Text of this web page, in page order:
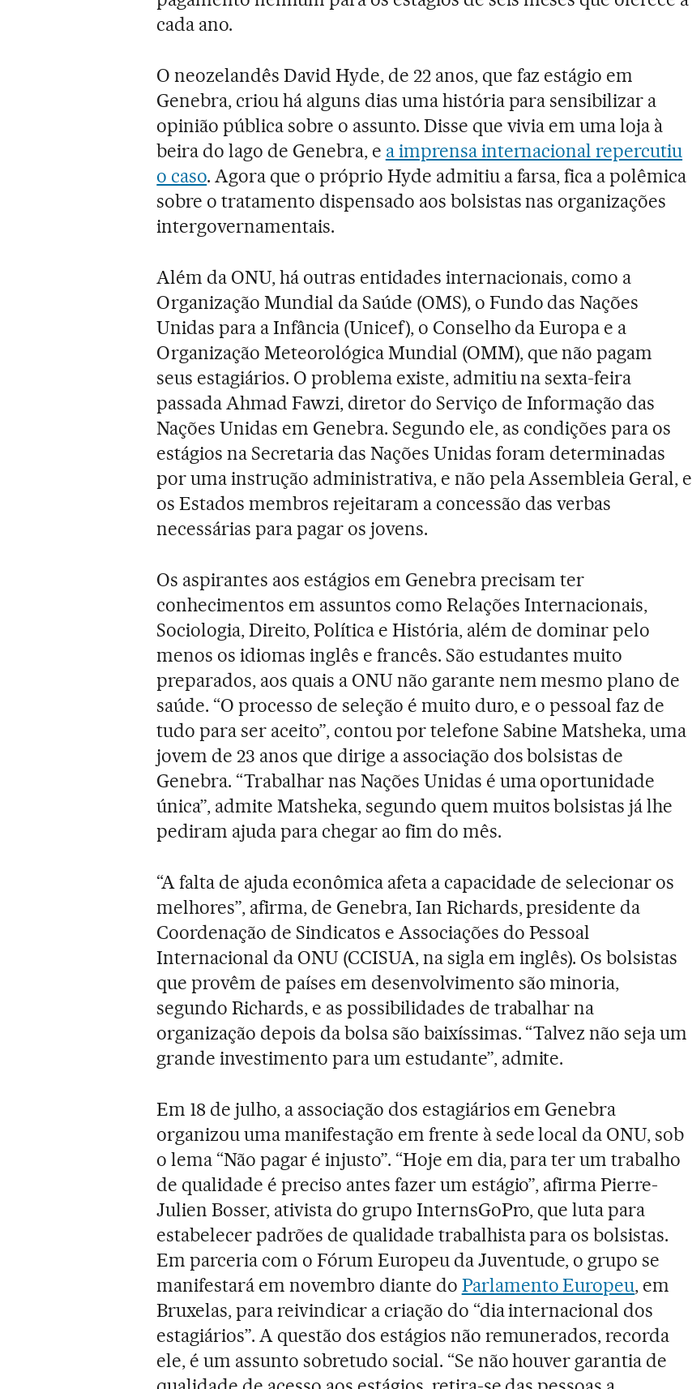
cada ano.
O neozelandês David Hyde, de 22 anos, que faz estágio em
Genebra, criou há alguns dias uma história para sensibilizar a
opinião pública sobre o assunto. Disse que vivia em uma loja à
beira do lago de Genebra, e a imprensa internacional repercutiu
o caso. Agora que o próprio Hyde admitiu a farsa, fica a polêmica
sobre o tratamento dispensado aos bolsistas nas organizações
intergovernamentais.
Além da ONU, há outras entidades internacionais, como a
Organização Mundial da Saúde (OMS), o Fundo das Nações
Unidas para a Infância (Unicef), o Conselho da Europa e a
Organização Meteorológica Mundial (OMM), que não pagam
seus estagiários. O problema existe, admitiu na sexta-feira
passada Ahmad Fawzi, diretor do Serviço de Informação das
Nações Unidas em Genebra. Segundo ele, as condições para os
estágios na Secretaria das Nações Unidas foram determinadas
por uma instrução administrativa, e não pela Assembleia Geral, e
os Estados membros rejeitaram a concessão das verbas
necessárias para pagar os jovens.
Os aspirantes aos estágios em Genebra precisam ter
conhecimentos em assuntos como Relações Internacionais,
Sociologia, Direito, Política e História, além de dominar pelo
menos os idiomas inglês e francês. São estudantes muito
preparados, aos quais a ONU não garante nem mesmo plano de
saúde. “O processo de seleção é muito duro, e o pessoal faz de
tudo para ser aceito”, contou por telefone Sabine Matsheka, uma
jovem de 23 anos que dirige a associação dos bolsistas de
Genebra. “Trabalhar nas Nações Unidas é uma oportunidade
única”, admite Matsheka, segundo quem muitos bolsistas já lhe
pediram ajuda para chegar ao fim do mês.
“A falta de ajuda econômica afeta a capacidade de selecionar os
melhores”, afirma, de Genebra, Ian Richards, presidente da
Coordenação de Sindicatos e Associações do Pessoal
Internacional da ONU (CCISUA, na sigla em inglês). Os bolsistas
que provêm de países em desenvolvimento são minoria,
segundo Richards, e as possibilidades de trabalhar na
organização depois da bolsa são baixíssimas. “Talvez não seja um
grande investimento para um estudante”, admite.
Em 18 de julho, a associação dos estagiários em Genebra
organizou uma manifestação em frente à sede local da ONU, sob
o lema “Não pagar é injusto”. “Hoje em dia, para ter um trabalho
de qualidade é preciso antes fazer um estágio”, afirma Pierre-
Julien Bosser, ativista do grupo InternsGoPro, que luta para
estabelecer padrões de qualidade trabalhista para os bolsistas.
Em parceria com o Fórum Europeu da Juventude, o grupo se
manifestará em novembro diante do Parlamento Europeu, em
Bruxelas, para reivindicar a criação do “dia internacional dos
estagiários”. A questão dos estágios não remunerados, recorda
ele, é um assunto sobretudo social. “Se não houver garantia de